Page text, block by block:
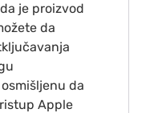
je proizvod
da
da
Apple